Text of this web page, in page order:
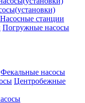
Насосные станции
Погружные насосы
Фекальные насосы
Центробежные